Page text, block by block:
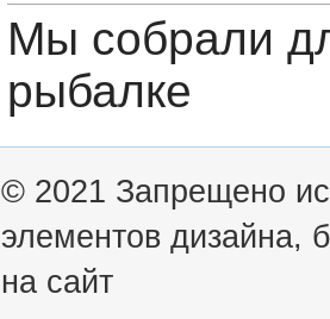
Мы собрали
рыбалке
© 2021 Запрещено
элементов дизайна,
на сайт